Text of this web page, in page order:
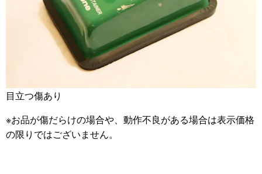
目立つ傷あり
※お品が傷だらけの場合や、動作不良がある場合は表示価格
の限りではございません。